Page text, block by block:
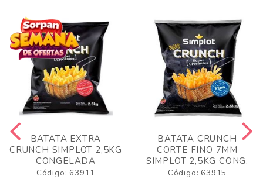
BATATA EXTRA
CRUNCH SIMPLOT 2,5KG
CONGELADA
Código: 63911
BATATA CRUNCH
CORTE FINO 7MM
SIMPLOT 2,5KG CONG.
Código: 63915